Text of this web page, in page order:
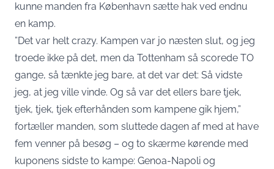
kunne manden fra København sætte hak ved endnu
en kamp.
”Det var helt crazy. Kampen var jo næsten slut, og jeg
troede ikke på det, men da Tottenham så scorede TO
gange, så tænkte jeg bare, at det var det: Så vidste
jeg, at jeg ville vinde. Og så var det ellers bare tjek,
tjek, tjek, tjek efterhånden som kampene gik hjem,”
fortæller manden, som sluttede dagen af med at have
fem venner på besøg – og to skærme kørende med
kuponens sidste to kampe: Genoa-Napoli og